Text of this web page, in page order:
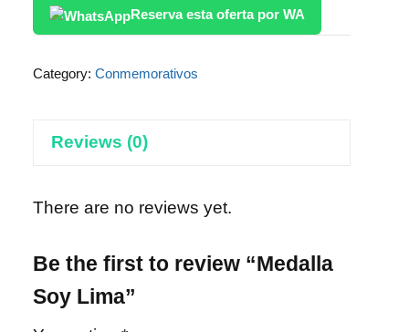
Reserva esta oferta por WA
Category: Conmemorativos
Reviews (0)
There are no reviews yet.
Be the first to review “Medalla
Soy Lima”